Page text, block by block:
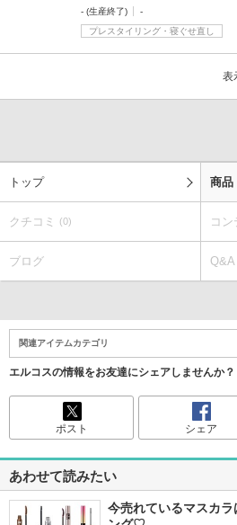
- (生産終了)
-
プレスタイリング・寝ぐせ直し
表
トップ 商品
クチコミ (0) コン
ブログ Q&A
関連アイテムカテゴリ
エルコスの情報をお友達にシェアしませんか？
ポスト シェア
あわせて読みたい
今売れているマスカ